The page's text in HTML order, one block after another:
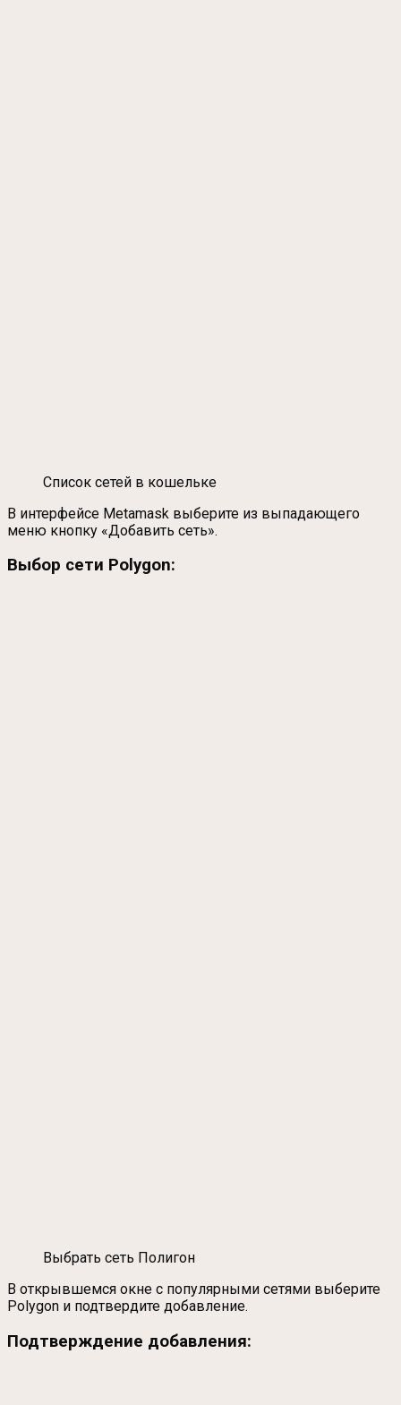
Список сетей в кошельке
В интерфейсе Metamask выберите из выпадающего
меню кнопку «Добавить сеть».
Выбор сети Polygon:
Выбрать сеть Полигон
В открывшемся окне с популярными сетями выберите
Polygon и подтвердите добавление.
Подтверждение добавления: